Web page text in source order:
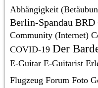
Abhängigkeit
Berlin-Spandau BRD
Community (Internet)
COVID-19 Der
E-Guitar E-Guitarist
Flugzeug Forum Foto